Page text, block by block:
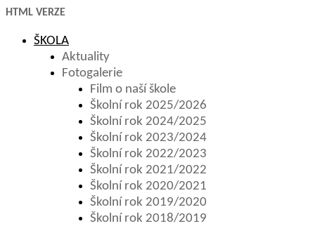
HTML VERZE
ŠKOLA
Aktuality
Fotogalerie
Film o naší škole
Školní rok 2025/2026
Školní rok 2024/2025
Školní rok 2023/2024
Školní rok 2022/2023
Školní rok 2021/2022
Školní rok 2020/2021
Školní rok 2019/2020
Školní rok 2018/2019